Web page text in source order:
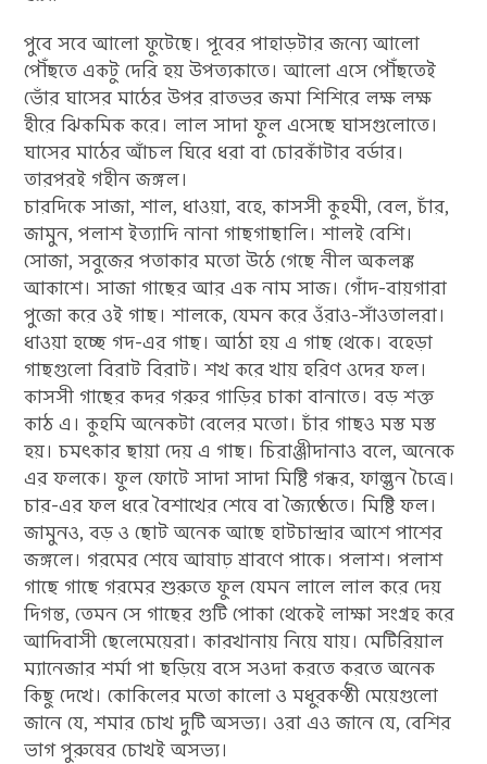
পুবে সবে আলো ফুটেছে। পূবের পাহাড়টার জন্যে আলো
পৌঁছতে একটু দেরি হয় উপত্যকাতে। আলো এসে পৌঁছতেই
ভোঁর ঘাসের মাঠের উপর রাতভর জমা শিশিরে লক্ষ লক্ষ
হীরে ঝিকমিক করে। লাল সাদা ফুল এসেছে ঘাসগুলোতে।
ঘাসের মাঠের আঁচল ঘিরে ধরা বা চোরকাঁটার বর্ডার।
তারপরই গহীন জঙ্গল।
চারদিকে সাজা, শাল, ধাওয়া, বহে, কাসসী কুহমী, বেল, চাঁর,
জামুন, পলাশ ইত্যাদি নানা গাছগাছালি। শালই বেশি।
সোজা, সবুজের পতাকার মতো উঠে গেছে নীল অকলঙ্ক
আকাশে। সাজা গাছের আর এক নাম সাজ। গোঁদ-বায়গারা
পুজো করে ওই গাছ। শালকে, যেমন করে ওঁরাও-সাঁওতালরা।
ধাওয়া হচ্ছে গদ-এর গাছ। আঠা হয় এ গাছ থেকে। বহেড়া
গাছগুলো বিরাট বিরাট। শখ করে খায় হরিণ ওদের ফল।
কাসসী গাছের কদর গরুর গাড়ির চাকা বানাতে। বড় শক্ত
কাঠ এ। কুহমি অনেকটা বেলের মতো। চাঁর গাছও মস্ত মস্ত
হয়। চমৎকার ছায়া দেয় এ গাছ। চিরাঞ্জীদানাও বলে, অনেকে
এর ফলকে। ফুল ফোটে সাদা সাদা মিষ্টি গন্ধর, ফাল্গুন চৈত্রে।
চার-এর ফল ধরে বৈশাখের শেষে বা জ্যৈষ্ঠেতে। মিষ্টি ফল।
জামুনও, বড় ও ছোট অনেক আছে হাটচান্দ্রার আশে পাশের
জঙ্গলে। গরমের শেষে আষাঢ় শ্রাবণে পাকে। পলাশ। পলাশ
গাছে গাছে গরমের শুরুতে ফুল যেমন লালে লাল করে দেয়
দিগন্ত, তেমন সে গাছের গুটি পোকা থেকেই লাক্ষা সংগ্রহ করে
আদিবাসী ছেলেমেয়েরা। কারখানায় নিয়ে যায়। মেটিরিয়াল
ম্যানেজার শর্মা পা ছড়িয়ে বসে সওদা করতে করতে অনেক
কিছু দেখে। কোকিলের মতো কালো ও মধুরকণ্ঠী মেয়েগুলো
জানে যে, শমার চোখ দুটি অসভ্য। ওরা এও জানে যে, বেশির
ভাগ পুরুষের চোখই অসভ্য।